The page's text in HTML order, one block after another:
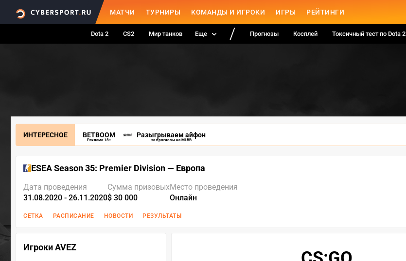
МАТЧИ ТУРНИРЫ КОМАНДЫ И ИГРОКИ ИГРЫ РЕЙТИНГИ
Dota 2 CS2 Мир танков Еще Прогнозы Косплей Токсичный тест по Dota 2
ИНТЕРЕСНОЕ BETBOOM
Реклама 18+
Разыгрываем айфон
за прогнозы на MLBB
ESEA Season 35: Premier Division — Европа
Дата проведения
31.08.2020 - 26.11.2020
Сумма призовых
$ 30 000
Место проведения
Онлайн
СЕТКА РАСПИСАНИЕ НОВОСТИ РЕЗУЛЬТАТЫ
Игроки AVEZ